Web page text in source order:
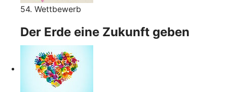
54. Wettbewerb
Der Erde eine Zukunft geben